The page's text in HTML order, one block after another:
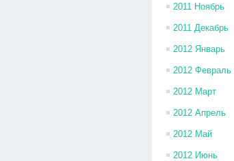
2011 Ноябрь
2011 Декабрь
2012 Январь
2012 Февраль
2012 Март
2012 Апрель
2012 Май
2012 Июнь